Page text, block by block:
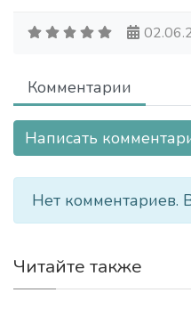
Комментарии
Написать
Нет комментариев.
Читайте также